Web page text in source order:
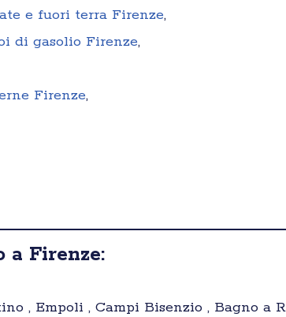
e fuori terra Firenze,
di gasolio Firenze,
Firenze,
a Firenze:
, Empoli , Campi Bisenzio , Bagno